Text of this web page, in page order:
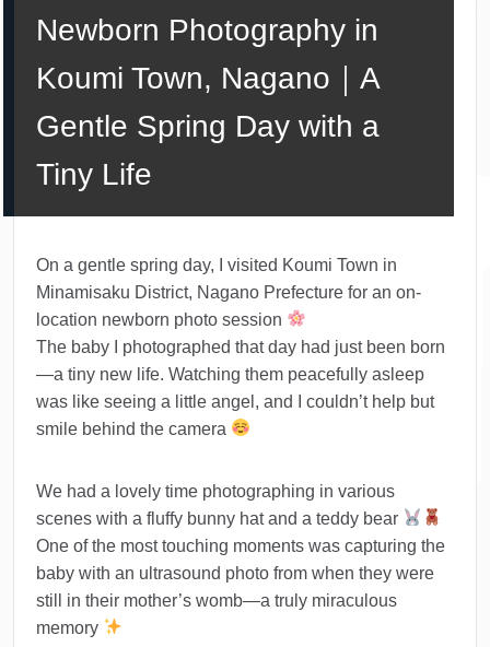
Newborn Photography in
Koumi Town, Nagano｜A
Gentle Spring Day with a
Tiny Life
On a gentle spring day, I visited Koumi Town in
Minamisaku District, Nagano Prefecture for an on-
location newborn photo session
The baby I photographed that day had just been born
—a tiny new life. Watching them peacefully asleep
was like seeing a little angel, and I couldn’t help but
smile behind the camera
We had a lovely time photographing in various
scenes with a fluffy bunny hat and a teddy bear
One of the most touching moments was capturing the
baby with an ultrasound photo from when they were
still in their mother’s womb—a truly miraculous
memory